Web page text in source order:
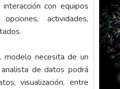
con equipos
actividades,
necesita de un
de datos podrá
visualización, entre